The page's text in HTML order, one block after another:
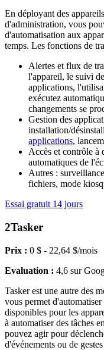
En déployant des
d'administration, vous
d'automatisation aux
temps. Les fonctions de
Alertes et flux de
l'appareil, le suivi
applications,
exécutez
changements se
Gestion des
installation/
applications,
Accès et contrôle à
automatiques de
Autres :
fichiers, mode
Essai gratuit 14 jours
2Tasker
Prix : 0 $ - 22,64 $/mois
Evaluation : 4,6 sur
Tasker est une autre des
vous permet
disponibles pour les
à automatiser des tâches
pouvez agir pour
d'événements ou de